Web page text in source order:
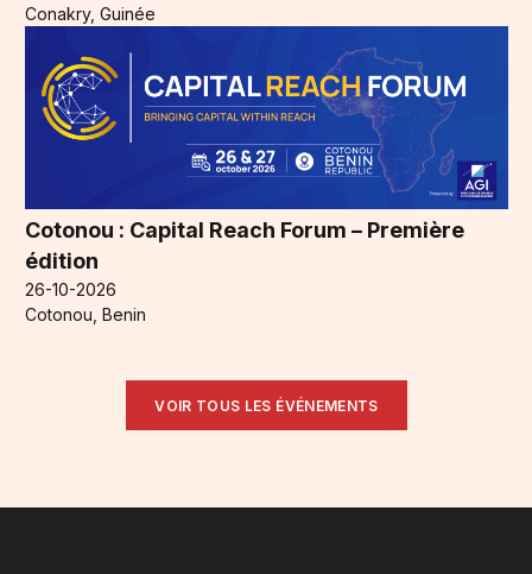
Conakry, Guinée
Cotonou : Capital Reach Forum – Première
édition
26-10-2026
Cotonou, Benin
VOIR TOUS LES ÉVÉNEMENTS